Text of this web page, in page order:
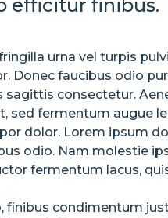
efficitur finibus.
urna vel turpis
Donec faucibus odio
consectetur.
sed fermentum augue
dolor. Lorem ipsum
odio. Nam molestie
fermentum lacus,
condimentum